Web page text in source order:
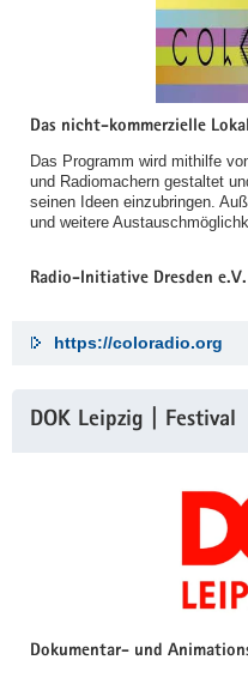
Das nicht-kommerzielle
Das Programm wird mithilfe
und Radiomachern gestaltet
seinen Ideen einzubringen.
und weitere
Radio-Initiative Dresden e.V.
https://coloradio.org
DOK Leipzig | Festival
Dokumentar- und